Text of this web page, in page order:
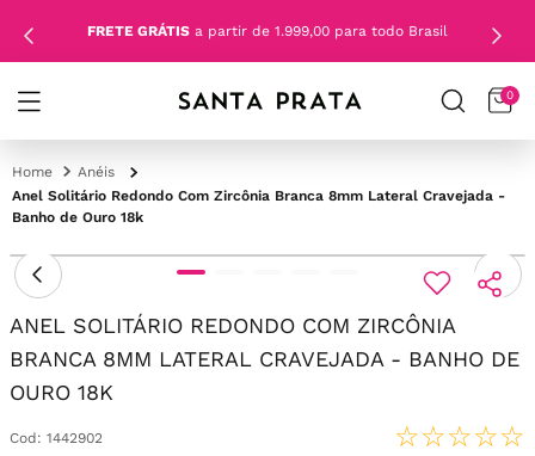
FRETE GRÁTIS a partir de 1.999,00 para todo Brasil
0
Anéis
Anel Solitário Redondo Com Zircônia Branca 8mm Lateral Cravejada -
Banho de Ouro 18k
ANEL SOLITÁRIO REDONDO COM ZIRCÔNIA
BRANCA 8MM LATERAL CRAVEJADA - BANHO DE
OURO 18K
Cod : 1442902 ☆☆☆☆☆